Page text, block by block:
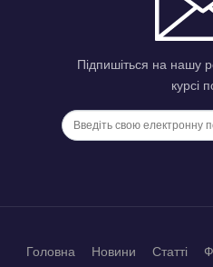
Підпишіться на нашу
курсі
Головна Новини Статті